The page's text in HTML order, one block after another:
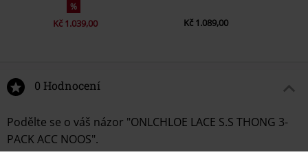
%
Kč 1.039,00 Kč 1.089,00
0 Hodnocení
Podělte se o váš názor "ONLCHLOE LACE S.S THONG 3-
PACK ACC NOOS".